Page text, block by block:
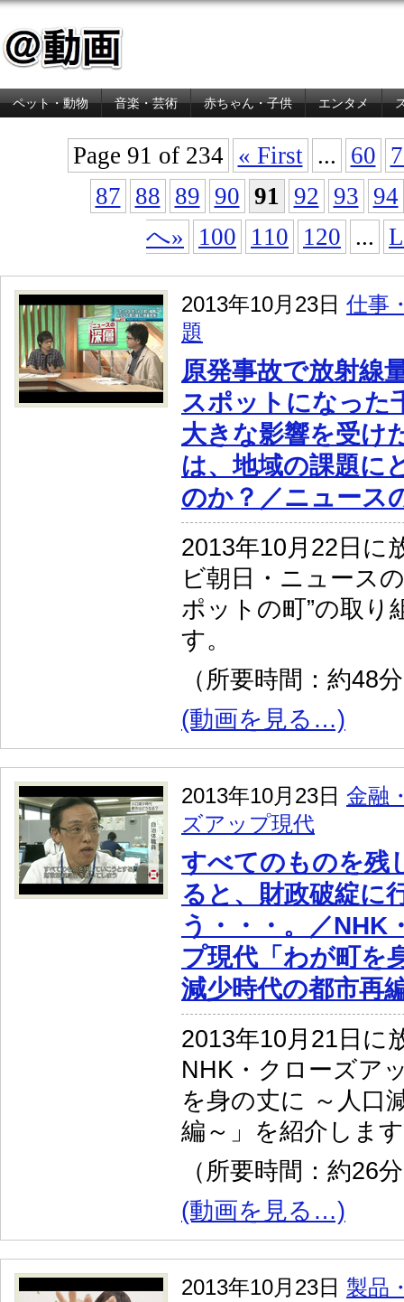
ペット・動物 音楽・芸術 赤ちゃん・子供 エンタメ
Page 91 of 234 « First ... 60
87 88 89 90 91 92 93 94
へ»
100 110 120 ...
2013年10月23日 仕事
題
原発事故で放射線
スポットになった
大きな影響を受け
は、地域の課題に
のか？／ニュース
2013年10月22日に
ビ朝日・ニュース
ポットの町”の取り
す。
（所要時間：約48
(動画を見る…)
2013年10月23日 金融
ズアップ現代
すべてのものを残
ると、財政破綻に
う・・・。／NHK
プ現代「わが町を
減少時代の都市再
2013年10月21日に
NHK・クローズア
を身の丈に ～人口
編～」を紹介しま
（所要時間：約26
(動画を見る…)
2013年10月23日 製品